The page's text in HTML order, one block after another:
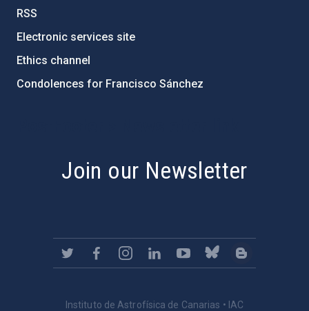
RSS
Electronic services site
Ethics channel
Condolences for Francisco Sánchez
Join our Newsletter
Instituto de Astrofísica de Canarias • IAC